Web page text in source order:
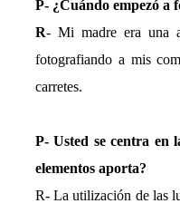
P- ¿Cuándo empezó a
R- Mi madre era una
fotografiando a mis
carretes.
P- Usted se centra en
elementos aporta?
R- La utilización de las